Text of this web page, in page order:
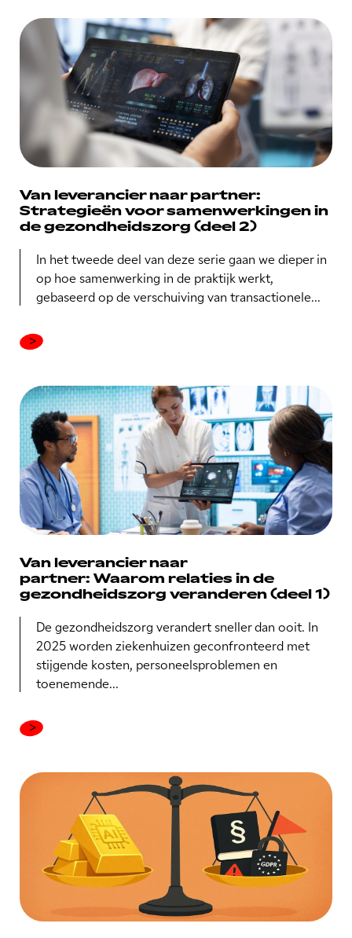
Van leverancier naar partner:
Strategieën voor samenwerkingen in
de gezondheidszorg (deel 2)
In het tweede deel van deze serie gaan we dieper in
op hoe samenwerking in de praktijk werkt,
gebaseerd op de verschuiving van transactionele...
Van leverancier naar
partner: Waarom relaties in de
gezondheidszorg veranderen (deel 1)
De gezondheidszorg verandert sneller dan ooit. In
2025 worden ziekenhuizen geconfronteerd met
stijgende kosten, personeelsproblemen en
toenemende...